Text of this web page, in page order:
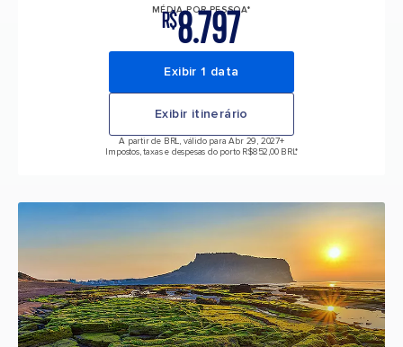
MÉDIA POR PESSOA*
R$8.797
Exibir 1 data
Exibir itinerário
A partir de BRL, válido para Abr 29, 2027+
Impostos, taxas e despesas do porto R$852,00 BRL*